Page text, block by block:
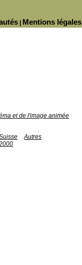
Mentions légales
et de l'image animée
Autres